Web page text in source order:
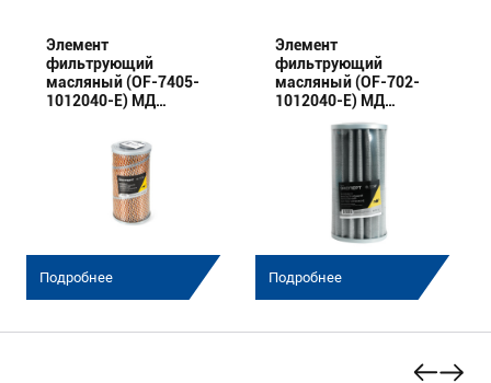
Элемент
фильтрующий
масляный (OF-7405-
1012040-E) МД
Подробнее
Элемент
фильтрующий
масляный (OF-702-
1012040-E) МД
(Эксперт)
Подробнее